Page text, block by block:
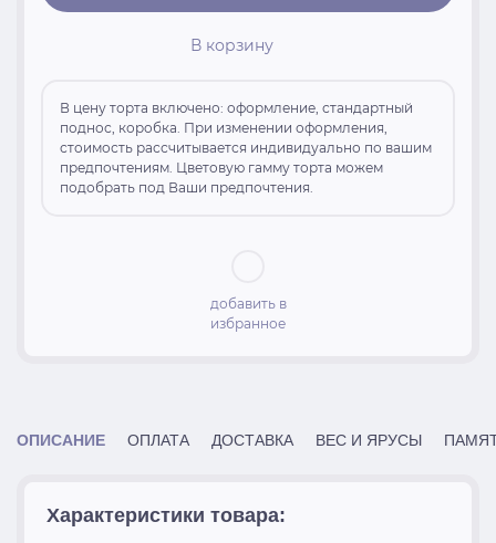
В корзину
В цену торта включено: оформление, стандартный
поднос, коробка. При изменении оформления,
стоимость рассчитывается индивидуально по вашим
предпочтениям. Цветовую гамму торта можем
подобрать под Ваши предпочтения.
добавить в
избранное
ОПИСАНИЕ ОПЛАТА ДОСТАВКА ВЕС И ЯРУСЫ
Характеристики товара: